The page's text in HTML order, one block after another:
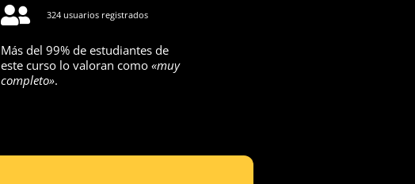
324 usuarios registrados
Más del 99% de estudiantes de
este curso lo valoran como «muy
completo».